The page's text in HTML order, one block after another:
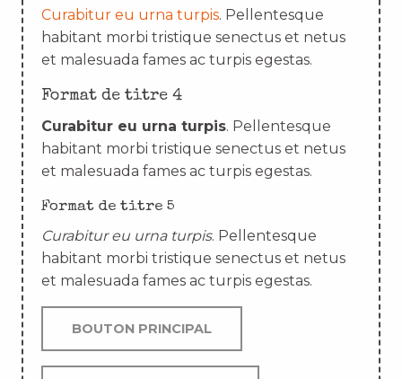
Curabitur eu urna turpis. Pellentesque
habitant morbi tristique senectus et netus
et malesuada fames ac turpis egestas.
Format de titre 4
Curabitur eu urna turpis. Pellentesque
habitant morbi tristique senectus et netus
et malesuada fames ac turpis egestas.
Format de titre 5
Curabitur eu urna turpis. Pellentesque
habitant morbi tristique senectus et netus
et malesuada fames ac turpis egestas.
BOUTON PRINCIPAL